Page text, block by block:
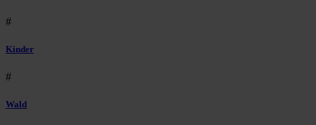
#
Kinder
#
Wald